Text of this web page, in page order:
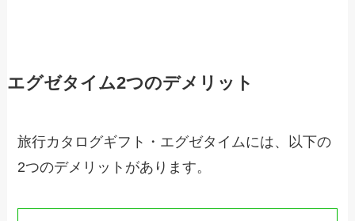
エグゼタイム2つのデメリット
旅行カタログギフト・エグゼタイムには、以下の
2つのデメリットがあります。